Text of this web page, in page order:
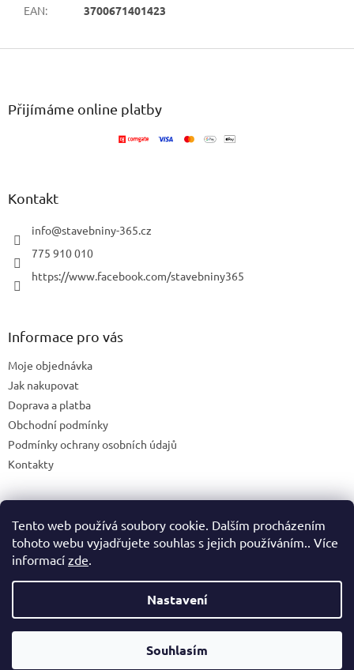
Tento web používá soubory cookie. Dalším procházením
tohoto webu vyjadřujete souhlas s jejich používáním.. Více
informací zde.
Nastavení
Souhlasím
EAN: 3700671401423
Přijímáme online platby
Kontakt
info@stavebniny-365.cz
775 910 010
https://www.facebook.com/stavebniny365
Informace pro vás
Moje objednávka
Jak nakupovat
Doprava a platba
Obchodní podmínky
Podmínky ochrany osobních údajů
Kontakty
Blog
Vytvořil Shoptet
365shop.cz. Všechna práva vyhrazena.